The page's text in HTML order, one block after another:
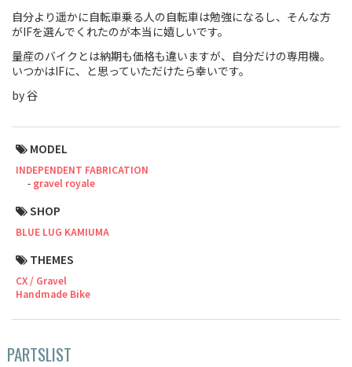
自分より遥かに自転車乗る人の自転車は勉強になるし、そんな方
がIFを選んでくれたのが本当に嬉しいです。
量産のバイクとは納期も価格も違いますが、自分だけの専用機。
いつかはIFに、と思っていただけたら幸いです。
by 谷
MODEL
INDEPENDENT FABRICATION
gravel royale
SHOP
BLUE LUG KAMIUMA
THEMES
CX / Gravel
Handmade Bike
PARTSLIST
For Women
Cook Paint Works
Staff Bikes
SURLY
RIVENDELL BICYCLE WORKS